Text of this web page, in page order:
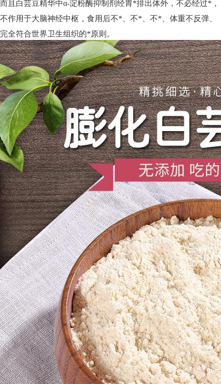
而且白芸豆精华中α-淀粉酶抑制剂经胃*排出体外，不必经过*，
不作用于大脑神经中枢，食用后不*、不*、不*、体重不反弹、
完全符合世界卫生组织的*原则。